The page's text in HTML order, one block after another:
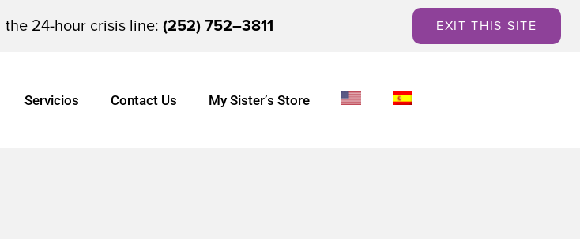
the 24-hour crisis line: (252) 752–3811 EXIT THIS SITE
Servicios Contact Us My Sister’s Store